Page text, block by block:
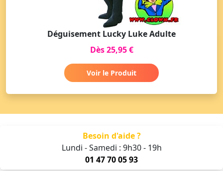
Déguisement Lucky Luke Adulte
Dès 25,95 €
Voir le Produit
Besoin d'aide ?
Lundi - Samedi : 9h30 - 19h
01 47 70 05 93